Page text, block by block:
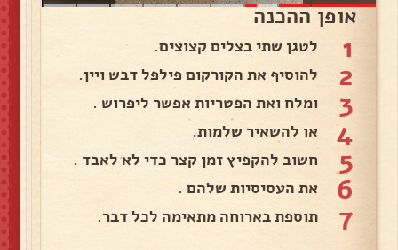
אופן ההכנה
1 לטגן שתי בצלים קצוצים.
2 להוסיף את הקורקום פילפל דבש ויין.
3 ומלח ואת הפטריות אפשר ליפרוש .
4 או להשאיר שלמות.
5 חשוב להקפיץ זמן קצר כדי לא לאבד .
6 את העסיסיות שלהם .
7 תוספת בארוחה מתאימה לכל דבר.